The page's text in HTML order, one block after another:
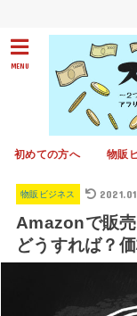
MENU
初めての方へ 物販
物販ビジネス
Amazonで販
どうすれば？